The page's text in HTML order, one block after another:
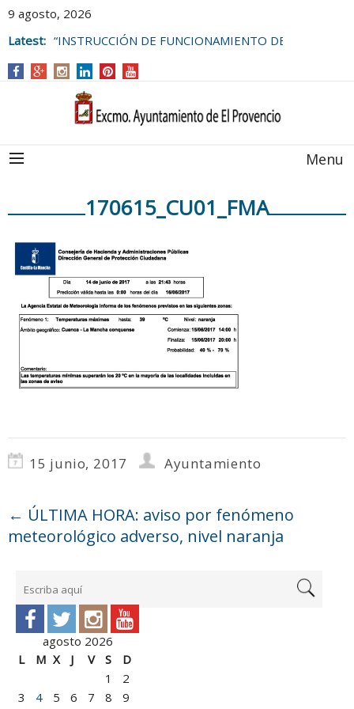
9 agosto, 2026
Latest: “INSTRUCCIÓN DE FUNCIONAMIENTO DE
AYUNTAMIENTO DE EL PROVENCIO
Menu
170615_CU01_FMA
15 junio, 2017 Ayuntamiento
← ÚLTIMA HORA: aviso por fenómeno
meteorológico adverso, nivel naranja
agosto 2026
L
M X J V S
D
1
2
3
4 5 6 7 8
9